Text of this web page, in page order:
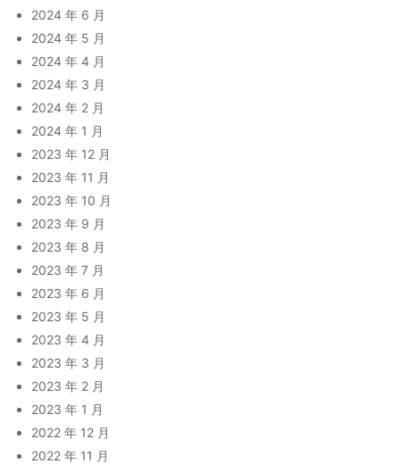
2024 年 6 月
2024 年 5 月
2024 年 4 月
2024 年 3 月
2024 年 2 月
2024 年 1 月
2023 年 12 月
2023 年 11 月
2023 年 10 月
2023 年 9 月
2023 年 8 月
2023 年 7 月
2023 年 6 月
2023 年 5 月
2023 年 4 月
2023 年 3 月
2023 年 2 月
2023 年 1 月
2022 年 12 月
2022 年 11 月